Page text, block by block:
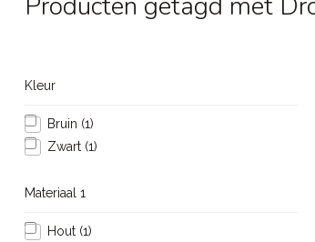
Kleur
Bruin (1)
Zwart (1)
Materiaal 1
Hout (1)